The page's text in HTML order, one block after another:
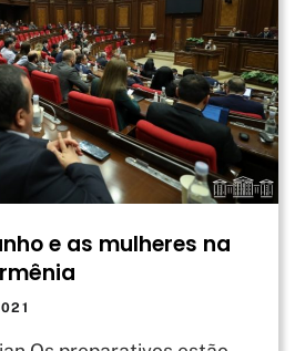
e as mulheres na